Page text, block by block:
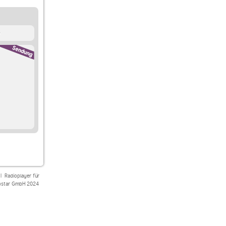
Radioplayer für
GmbH 2024